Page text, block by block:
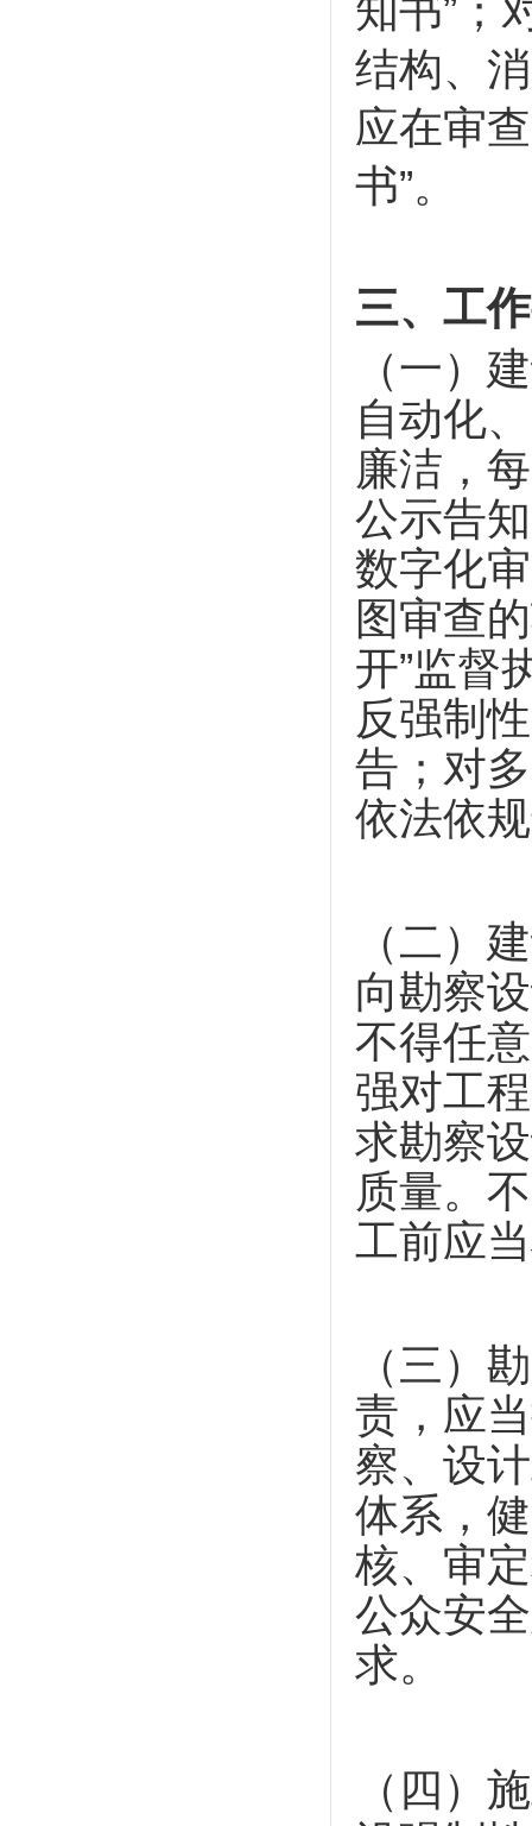
知书”；
结构、
应在审
书”。
三、工
（一）
自动化
廉洁，
公示告
数字化
图审查
开”监督
反强制
告；对
依法依
（二）
向勘察
不得任
强对工
求勘察
质量。
工前应
（三）
责，应
察、设
体系，
核、审
公众安
求。
（四）